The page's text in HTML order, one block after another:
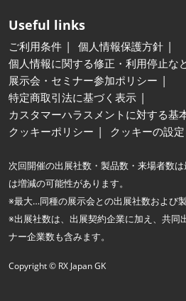
Useful links
ご利用条件
個人情報保護方針
個人情報に関する修正・利用停止な
展示会・セミナー参加ポリシー
特定商取引法に基づく表示
カスタマーハラスメントに対する基
クッキーポリシー
クッキーの設定
次回開催の出展社数・製品数・来場者数
は増減の可能性があります。
※最大…同種の展示会との出展社数および
※出展社数は、出展契約企業に加え、共同
ナー企業数も含みます。
Copyright © RX Japan GK